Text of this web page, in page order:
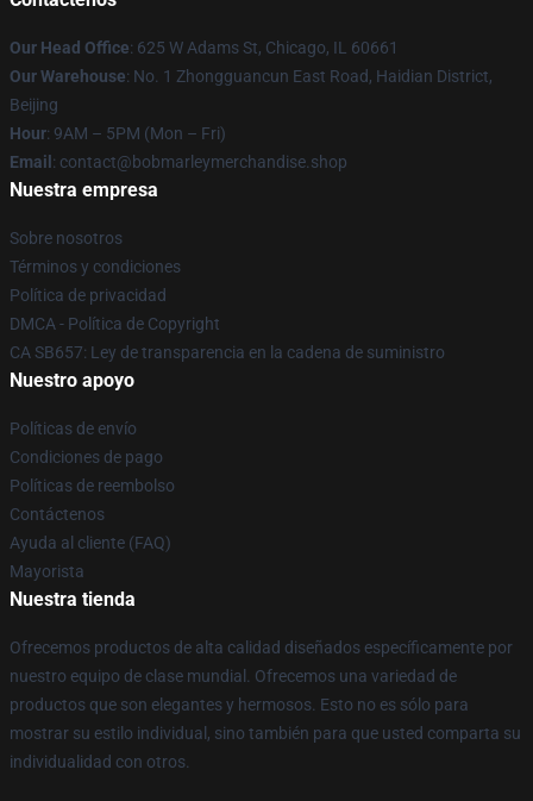
Our Head Office: 625 W Adams St, Chicago, IL 60661
Our Warehouse: No. 1 Zhongguancun East Road, Haidian District,
Beijing
Hour: 9AM – 5PM (Mon – Fri)
Email : contact@bobmarleymerchandise.shop
Nuestra empresa
Sobre nosotros
Términos y condiciones
Política de privacidad
DMCA - Política de Copyright
CA SB657: Ley de transparencia en la cadena de suministro
Nuestro apoyo
Políticas de envío
Condiciones de pago
Políticas de reembolso
Contáctenos
Ayuda al cliente (FAQ)
Mayorista
Nuestra tienda
Ofrecemos productos de alta calidad diseñados específicamente por
nuestro equipo de clase mundial. Ofrecemos una variedad de
productos que son elegantes y hermosos. Esto no es sólo para
mostrar su estilo individual, sino también para que usted comparta su
individualidad con otros.